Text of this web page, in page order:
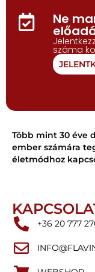
Ne
száma
Több mint 30 éve
ember számára
életmódhoz
+36 20 777